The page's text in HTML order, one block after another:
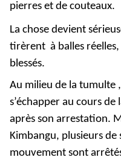
pierres et de couteaux.
La chose devient
tirèrent à balles
blessés.
Au milieu de la tumulte
s’échapper au cours de
après son arrestation.
Kimbangu, plusieurs de
mouvement sont